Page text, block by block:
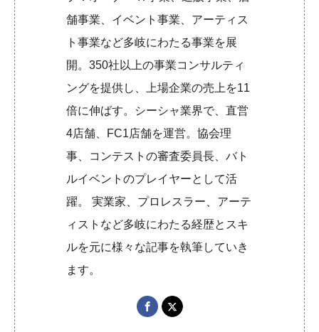
舗事業、イベント事業、アーティス
ト事業など多岐にわたる事業を展
開。350社以上の事業コンサルティ
ングを提供し、上場企業の売上を11
倍に伸ばす。シーシャ業界で、直営
4店舗、FC1店舗を運営。協会理
事、コンテストの審査委員長、バト
ルイベントのプレイヤーとして活
躍。 実業家、プロレスラー、アーテ
ィストなど多岐にわたる経歴とスキ
ルを元に様々な記事を執筆していき
ます。